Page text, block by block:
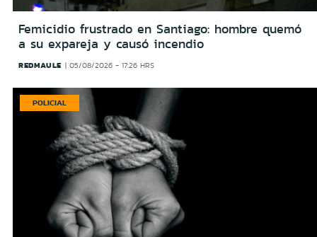
Femicidio frustrado en Santiago: hombre quemó
a su expareja y causó incendio
REDMAULE 05/08/2026 - 17:26 HRS
POLICIAL